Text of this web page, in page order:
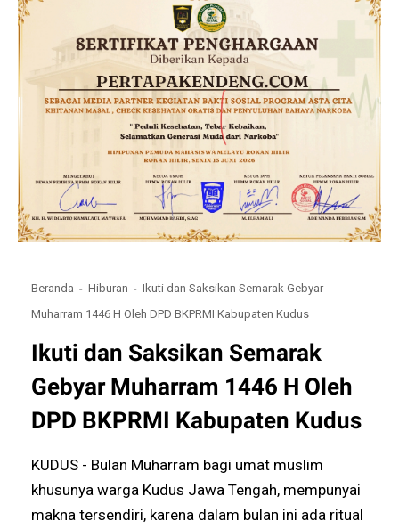
Beranda Hiburan
Ikuti dan Saksikan Semarak Gebyar
Muharram 1446 H Oleh DPD BKPRMI Kabupaten Kudus
Ikuti dan Saksikan Semarak
Gebyar Muharram 1446 H Oleh
DPD BKPRMI Kabupaten Kudus
KUDUS - Bulan Muharram bagi umat muslim
khusunya warga Kudus Jawa Tengah, mempunyai
makna tersendiri, karena dalam bulan ini ada ritual